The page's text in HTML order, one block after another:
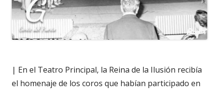
| En el Teatro Principal, la Reina de la Ilusión recibía
el homenaje de los coros que habían participado en